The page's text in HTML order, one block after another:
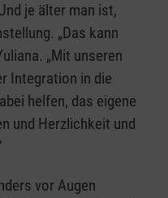
je älter man ist,
„Das kann
„Mit unseren
Integration in die
helfen, das eigene
und Herzlichkeit und
vor Augen